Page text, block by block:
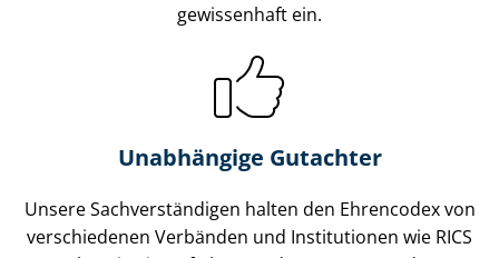
gewissenhaft ein.
Unabhängige Gutachter
Unsere Sach­ver­stän­di­gen halten den Ehrencodex von
verschiedenen Verbänden und Institutionen wie RICS